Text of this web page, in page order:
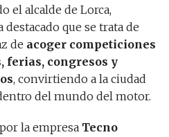
el alcalde de Lorca,
destacado que se trata de
de acoger competiciones
ferias, congresos y
, convirtiendo a la ciudad
del mundo del motor.
la empresa Tecno